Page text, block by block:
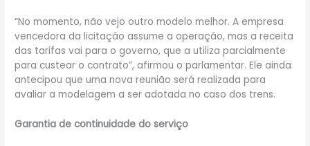
“No momento, não vejo outro modelo melhor. A empresa
vencedora da licitação assume a operação, mas a receita
das tarifas vai para o governo, que a utiliza parcialmente
para custear o contrato”, afirmou o parlamentar. Ele ainda
antecipou que uma nova reunião será realizada para
avaliar a modelagem a ser adotada no caso dos trens.
Garantia de continuidade do serviço